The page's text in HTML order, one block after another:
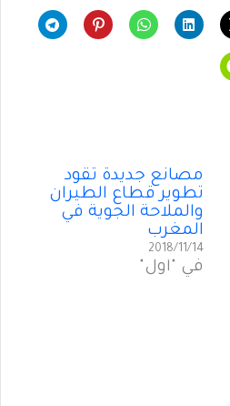
مصانع جديدة تقود
تطوير قطاع الطيران
والملاحة الجوية في
المغرب
2018/11/14
في "أول"